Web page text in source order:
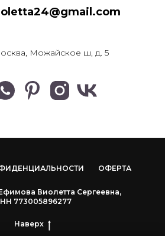
Можайское ш, д. 5
ОФЕРТА
Виолетта Сергеевна,
773005896277
Наверх